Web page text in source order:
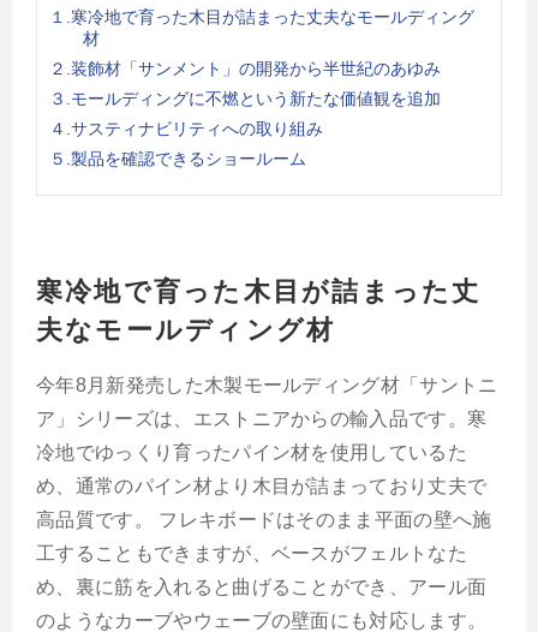
１.寒冷地で育った木目が詰まった丈夫なモールディング
材
２.装飾材「サンメント」の開発から半世紀のあゆみ
３.モールディングに不燃という新たな価値観を追加
４.サスティナビリティへの取り組み
５.製品を確認できるショールーム
寒冷地で育った木目が詰まった丈
夫なモールディング材
今年8月新発売した木製モールディング材「サントニ
ア」シリーズは、エストニアからの輸入品です。寒
冷地でゆっくり育ったパイン材を使用しているた
め、通常のパイン材より木目が詰まっており丈夫で
高品質です。 フレキボードはそのまま平面の壁へ施
工することもできますが、ベースがフェルトなた
め、裏に筋を入れると曲げることができ、アール面
のようなカーブやウェーブの壁面にも対応します。